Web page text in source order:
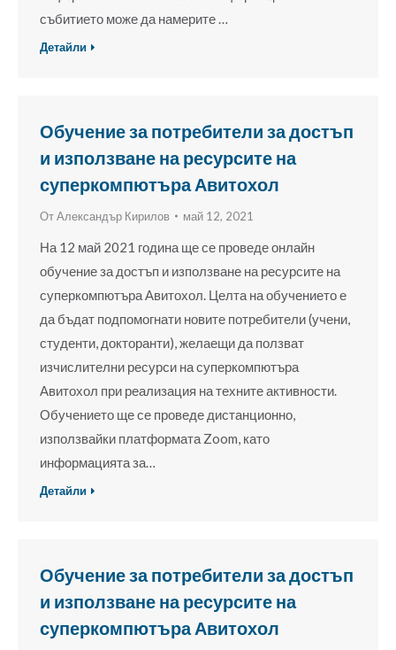
събитието може да намерите …
Детайли
Обучение за потребители за достъп
и използване на ресурсите на
суперкомпютъра Авитохол
ОтАлександър Кирилов май 12, 2021
На 12 май 2021 година ще се проведе онлайн
обучение за достъп и използване на ресурсите на
суперкомпютъра Авитохол. Целта на обучението е
да бъдат подпомогнати новите потребители (учени,
студенти, докторанти), желаещи да ползват
изчислителни ресурси на суперкомпютъра
Авитохол при реализация на техните активности.
Обучението ще се проведе дистанционно,
използвайки платформата Zoom, като
информацията за…
Детайли
Обучение за потребители за достъп
и използване на ресурсите на
суперкомпютъра Авитохол